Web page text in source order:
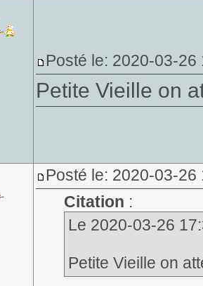
Posté le: 2020-03-26
Petite Vieille on
Posté le: 2020-03-
Citation :
Le 2020-03-26
Petite Vieille on